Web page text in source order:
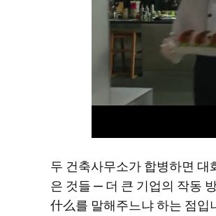
두 건축사무소가 합병하면 대
은 것들 — 더 큰 기업의 작동
什么를 말해주느냐 하는 점입